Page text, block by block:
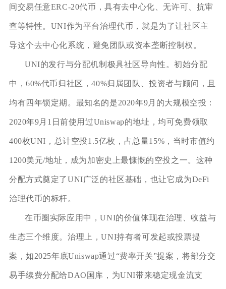
间交易任意ERC-20代币，具有去中心化、无许可、抗审
查等特性。UNI作为平台治理代币，就是为了让社区主
导这个去中心化系统，避免团队或资本垄断控制权。
UNI的发行与分配机制极具社区导向性。初始分配
中，60%代币归社区，40%归属团队、投资者与顾问，且
均有四年锁定期。最知名的是2020年9月的大规模空投：
2020年9月1日前使用过Uniswap的地址，均可免费领取
400枚UNI，总计空投1.5亿枚，占总量15%，当时市值约
1200美元/地址，成为加密史上最慷慨的空投之一。这种
分配方式奠定了UNI广泛的社区基础，也让它成为DeFi
治理代币的标杆。
在币圈实际应用中，UNI的价值体现在治理、收益与
生态三个维度。治理上，UNI持有者可发起或投票提
案，如2025年底Uniswap通过“费率开关”提案，将部分交
易手续费分配给DAO国库，为UNI带来稳定现金流支